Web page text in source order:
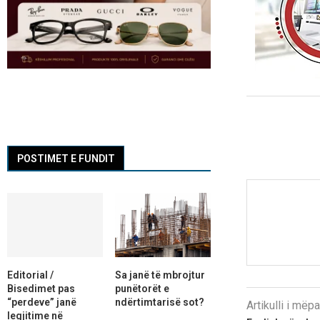
Artikulli i
POSTIMET E FUNDIT
Editorial /
Bisedimet pas
“perdeve” janë
legjitime në
Sa janë të mbrojtur
punëtorët e
ndërtimtarisë sot?